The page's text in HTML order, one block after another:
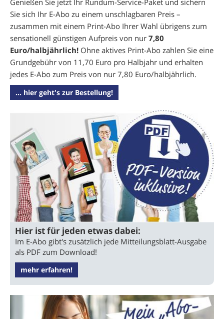
Genießen Sie jetzt Ihr Rundum-Service-Paket und sichern
Sie sich Ihr E-Abo zu einem unschlagbaren Preis –
zusammen mit einem Print-Abo Ihrer Wahl übrigens zum
sensationell günstigen Aufpreis von nur 7,80
Euro/halbjährlich! Ohne aktives Print-Abo zahlen Sie eine
Grundgebühr von 11,70 Euro pro Halbjahr und erhalten
jedes E-Abo zum Preis von nur 7,80 Euro/halbjährlich.
... hier geht's zur Bestellung!
Hier ist für jeden etwas dabei:
Im E-Abo gibt's zusätzlich jede Mitteilungsblatt-Ausgabe
als PDF zum Download!
mehr erfahren!